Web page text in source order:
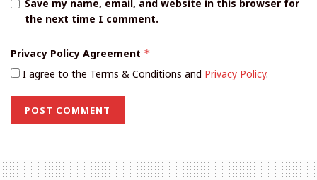
Save my name, email, and website in this browser for
the next time I comment.
Privacy Policy Agreement *
I agree to the Terms & Conditions and Privacy Policy.